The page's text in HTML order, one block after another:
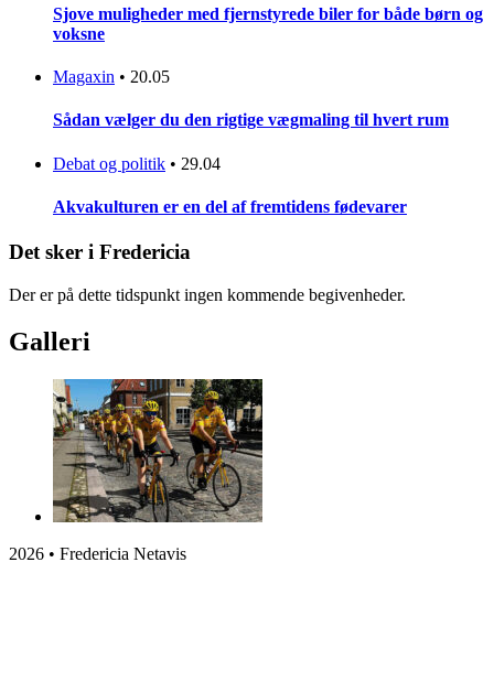
Sjove muligheder med fjernstyrede biler for både børn og
voksne
Magaxin • 20.05
Sådan vælger du den rigtige vægmaling til hvert rum
Debat og politik • 29.04
Akvakulturen er en del af fremtidens fødevarer
Det sker i Fredericia
Der er på dette tidspunkt ingen kommende begivenheder.
Galleri
2026 • Fredericia Netavis